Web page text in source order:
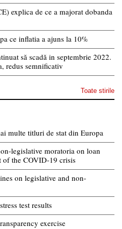
explica de ce a majorat dobanda
ce inflatia a ajuns la 10%
să scadă in septembrie 2022.
redus semnificativ
Toate stirile
multe titluri de stat din Europa
legislative moratoria on loan
of the COVID-19 crisis
on legislative and non-
test results
exercise